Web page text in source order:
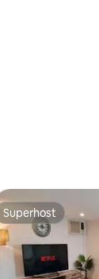
Superhost
Superhost